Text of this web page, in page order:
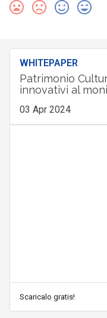
WHITEPAPER
Patrimonio
innovativi al
03 Apr 2024
Scaricalo gratis!